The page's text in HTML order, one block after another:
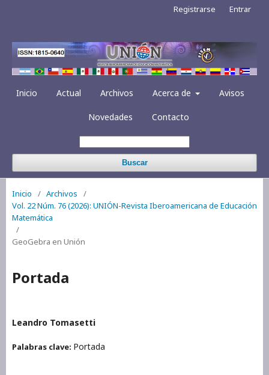
Inicio Actual Archivos Acerca de Avisos
Novedades Contacto
Buscar
Registrarse Entrar
Inicio / Archivos
/
Vol. 22 Núm. 76 (2026): UNIÓN-Revista Iberoamericana de Educación
Matemática
/
GeoGebra en Unión
Portada
Leandro Tomasetti
Palabras clave: Portada